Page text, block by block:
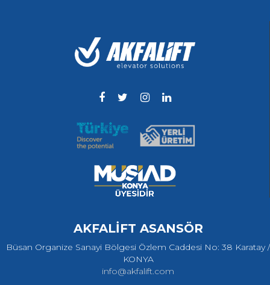
AKFALİFT ASANSÖR
Büsan Organize Sanayi Bölgesi Özlem Caddesi No: 38 Karatay /
KONYA
info@akfalift.com